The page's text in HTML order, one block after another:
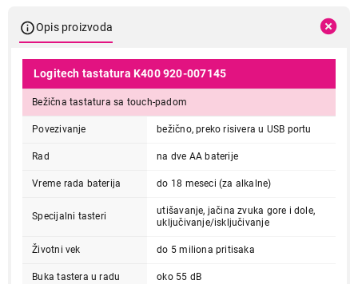
Opis proizvoda
Logitech tastatura K400 920-007145
Bežična tastatura sa touch-padom
Povezivanje bežično, preko risivera u USB portu
Rad na dve AA baterije
Vreme rada baterija do 18 meseci (za alkalne)
Specijalni tasteri
utišavanje, jačina zvuka gore i dole,
uključivanje/isključivanje
Životni vek do 5 miliona pritisaka
Buka tastera u radu oko 55 dB